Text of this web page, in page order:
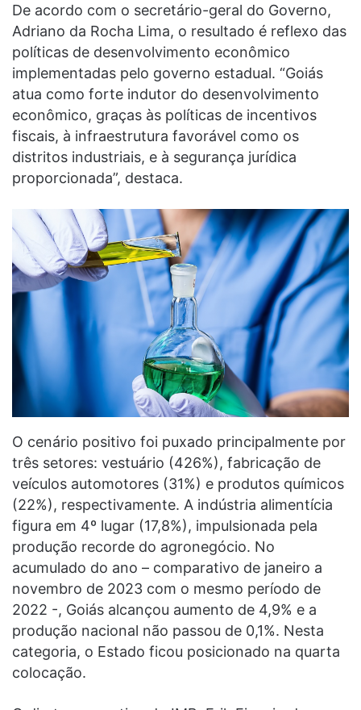
De acordo com o secretário-geral do Governo,
Adriano da Rocha Lima, o resultado é reflexo das
políticas de desenvolvimento econômico
implementadas pelo governo estadual. “Goiás
atua como forte indutor do desenvolvimento
econômico, graças às políticas de incentivos
fiscais, à infraestrutura favorável como os
distritos industriais, e à segurança jurídica
proporcionada”, destaca.
O cenário positivo foi puxado principalmente por
três setores: vestuário (426%), fabricação de
veículos automotores (31%) e produtos químicos
(22%), respectivamente. A indústria alimentícia
figura em 4º lugar (17,8%), impulsionada pela
produção recorde do agronegócio. No
acumulado do ano – comparativo de janeiro a
novembro de 2023 com o mesmo período de
2022 -, Goiás alcançou aumento de 4,9% e a
produção nacional não passou de 0,1%. Nesta
categoria, o Estado ficou posicionado na quarta
colocação.